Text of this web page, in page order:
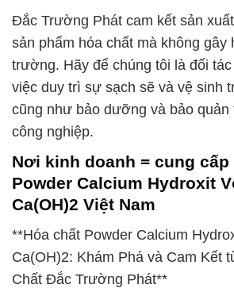
Đắc Trường Phát cam kết sản
sản phẩm hóa chất mà không gây
trường. Hãy để chúng tôi là đối
việc duy trì sự sạch sẽ và vệ sinh
cũng như bảo dưỡng và bảo quản
công nghiệp.
Nơi kinh doanh = cung cấp
Powder Calcium Hydroxit
Ca(OH)2 Việt Nam
**Hóa chất Powder Calcium
Ca(OH)2: Khám Phá và Cam Kết
Chất Đắc Trường Phát**